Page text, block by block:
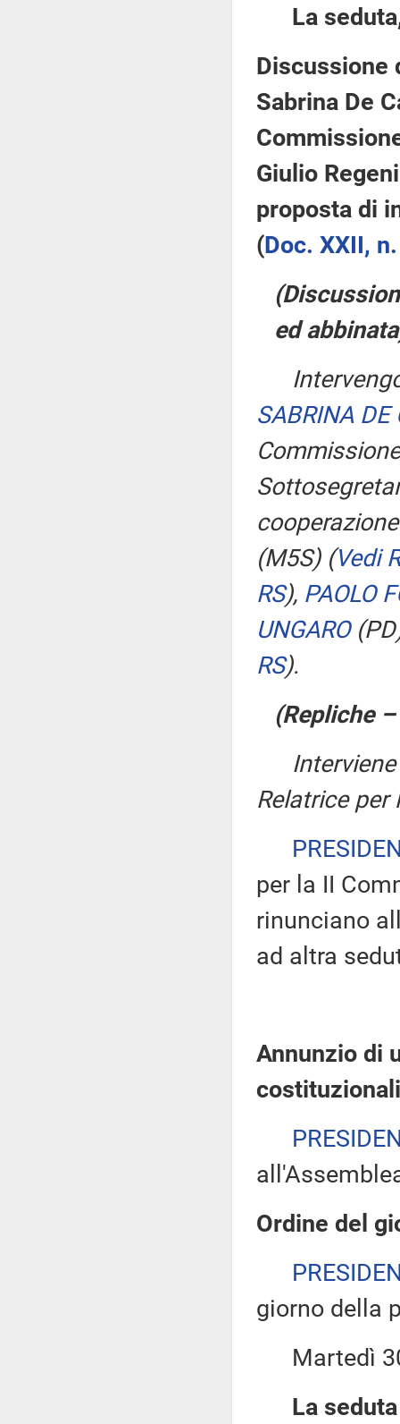
La
Discussione
Sabrina De
Giulio
proposta di
(Doc. XXII,
ed
SABRINA DE
(M5S) (Vedi
RS), PAOLO
UNGARO
RS).
(Repliche
Relatrice per
per la II
rinunciano
ad altra
Annunzio di
Ordine del
giorno della
Martedì 30
La